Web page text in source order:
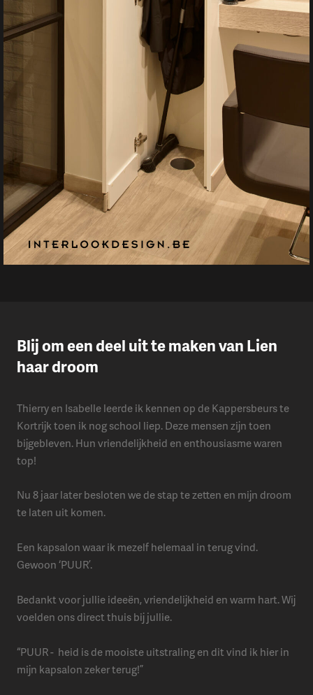
Blij om een deel uit te maken van Lien
haar droom
Thierry en Isabelle leerde ik kennen op de Kappersbeurs te
Kortrijk toen ik nog school liep. Deze mensen zijn toen
bijgebleven. Hun vriendelijkheid en enthousiasme waren
top!
Nu 8 jaar later besloten we de stap te zetten en mijn droom
te laten uit komen.
Een kapsalon waar ik mezelf helemaal in terug vind.
Gewoon ‘PUUR’.
Bedankt voor jullie ideeën, vriendelijkheid en warm hart. Wij
voelden ons direct thuis bij jullie.
“PUUR - heid is de mooiste uitstraling en dit vind ik hier in
mijn kapsalon zeker terug!”